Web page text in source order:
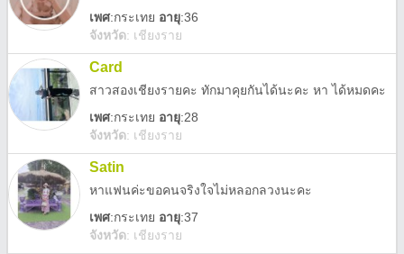
เพศ:กระเทย อายุ:36
จังหวัด: เชียงราย
Card
สาวสองเชียงรายคะ ทักมาคุยกันได้นะคะ หา ได้หมดคะ
เพศ:กระเทย อายุ:28
จังหวัด: เชียงราย
Satin
หาแฟนค่ะขอคนจริงใจไม่หลอกลวงนะคะ
เพศ:กระเทย อายุ:37
จังหวัด: เชียงราย